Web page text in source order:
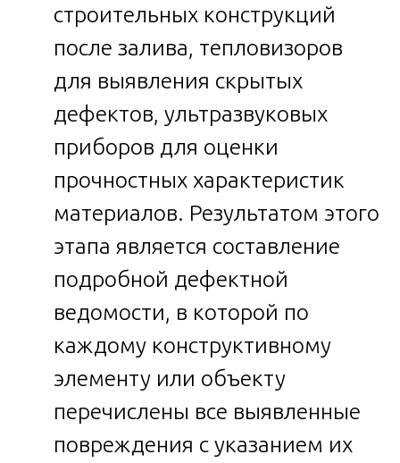
строительных конструкций
после залива, тепловизоров
для выявления скрытых
дефектов, ультразвуковых
приборов для оценки
прочностных характеристик
материалов. Результатом этого
этапа является составление
подробной дефектной
ведомости, в которой по
каждому конструктивному
элементу или объекту
перечислены все выявленные
повреждения с указанием их